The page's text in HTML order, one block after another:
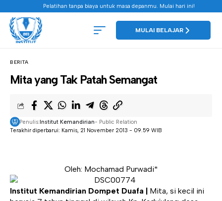
Pelatihan tanpa biaya untuk masa depanmu. Mulai hari ini!
MULAI BELAJAR
BERITA
Mita yang Tak Patah Semangat
Terakhir diperbarui: Kamis, 21 November 2013 - 09.59 WIB
Penulis:Institut Kemandirian- Public Relation
Oleh: Mochamad Purwadi*
Institut Kemandirian Dompet Duafa | Mita, si kecil ini